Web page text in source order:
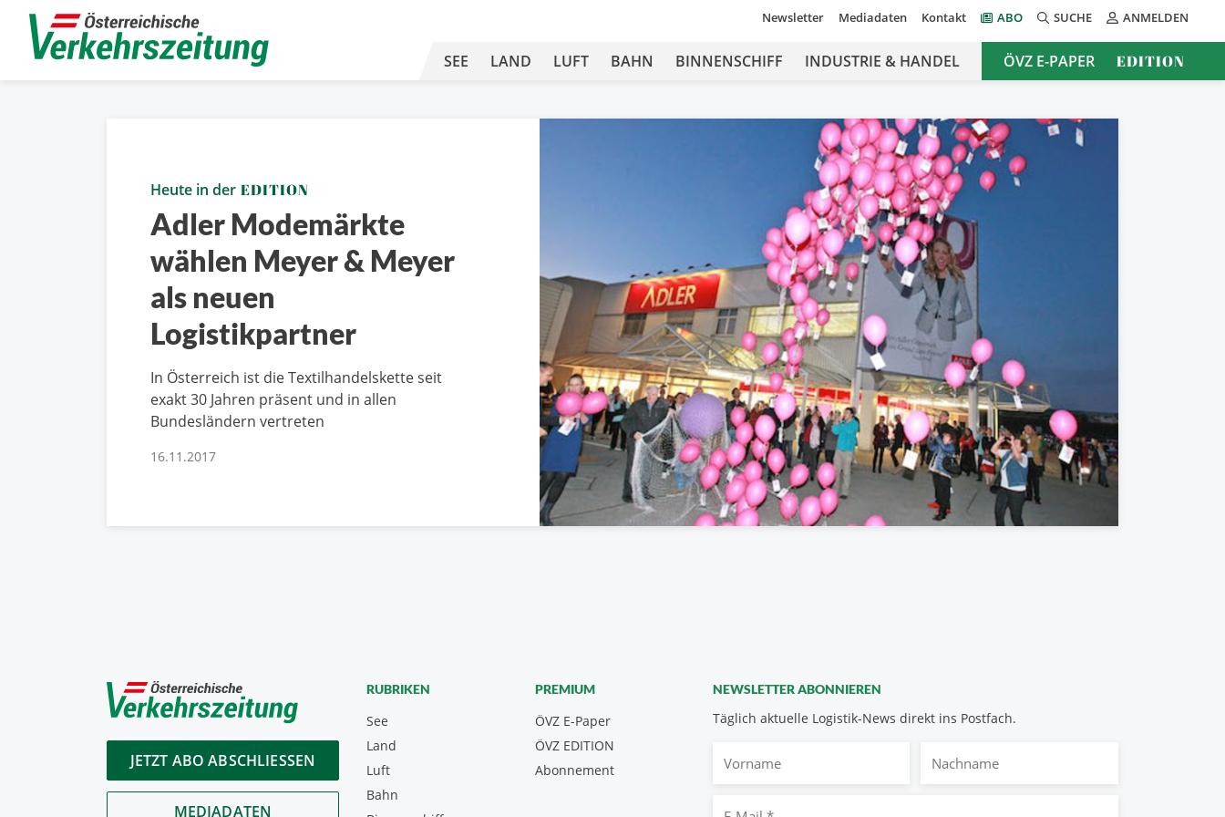
Newsletter Mediadaten Kontakt ABO SUCHE ANMELDEN
SEE LAND LUFT BAHN BINNENSCHIFF INDUSTRIE & HANDEL ÖVZ E-PAPER EDITION
Heute in der EDITION
Adler Modemärkte
wählen Meyer & Meyer
als neuen
Logistikpartner
In Österreich ist die Textilhandelskette seit
exakt 30 Jahren präsent und in allen
Bundesländern vertreten
16.11.2017
JETZT ABO ABSCHLIESSEN
MEDIADATEN
NEWSLETTER ABONNIEREN
Täglich aktuelle Logistik-News direkt ins Postfach.
RUBRIKEN
See
Land
Luft
Bahn
PREMIUM
ÖVZ E-Paper
Abonnement
ÖVZ EDITION